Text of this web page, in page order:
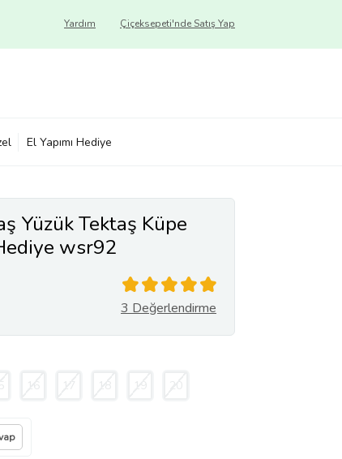
Çiçeksepeti'nde Satış Yap
Yardım
El Yapımı Hediye
Yüzük Tektaş Küpe
wsr92
3 Değerlendirme
16 17 18 19 20